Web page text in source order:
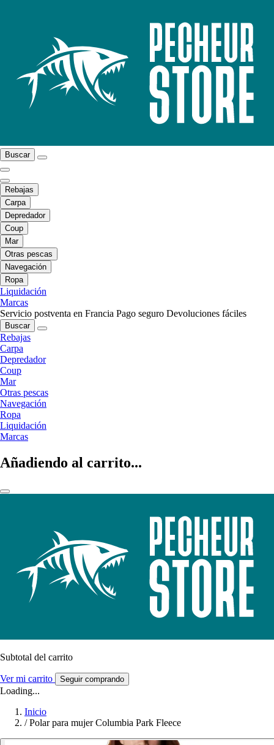
Buscar
Rebajas
Carpa
Depredador
Coup
Mar
Otras pescas
Navegación
Ropa
Liquidación
Marcas
Servicio postventa en Francia Pago seguro Devoluciones fáciles
Buscar
Rebajas
Carpa
Depredador
Coup
Mar
Otras pescas
Navegación
Ropa
Liquidación
Marcas
Añadiendo al carrito...
Subtotal del carrito
Ver mi carrito Seguir comprando
Loading...
Inicio
/ Polar para mujer Columbia Park Fleece